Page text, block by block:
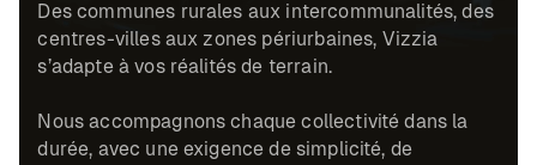
Des communes rurales aux intercommunalités, des
centres-villes aux zones périurbaines, Vizzia
s’adapte à vos réalités de terrain.
Nous accompagnons chaque collectivité dans la
durée, avec une exigence de simplicité, de